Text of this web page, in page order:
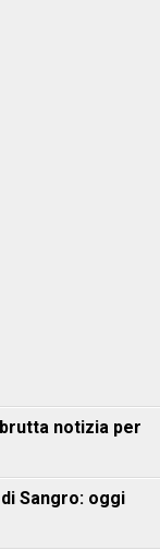
notizia per
Sangro: oggi